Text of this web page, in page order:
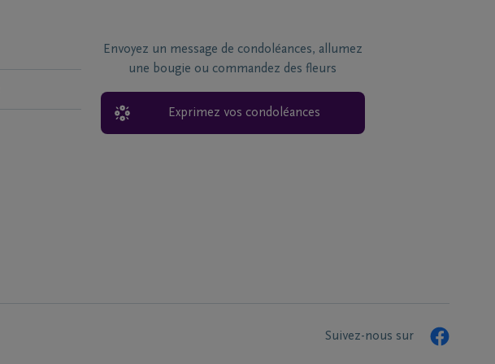
Envoyez un message de condoléances, allumez
une bougie ou commandez des fleurs
Exprimez vos condoléances
Suivez-nous sur